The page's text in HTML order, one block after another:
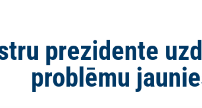
prezidente
problēmu